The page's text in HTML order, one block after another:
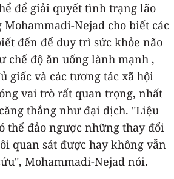
để giải quyết tình trạng lão
Nejad cho biết các
đến để duy trì sức khỏe não
chế độ ăn uống lành mạnh ,
giấc và các tương tác xã hội
vai trò rất quan trọng, nhất
thẳng như đại dịch. "Liệu
thể đảo ngược những thay đổi
quan sát được hay không vẫn
Mohammadi-Nejad nói.